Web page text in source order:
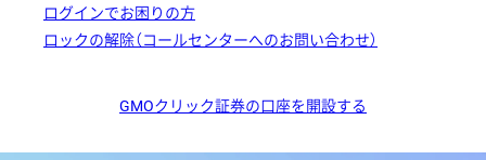
ログインでお困りの方
ロックの解除（コールセンターへのお問い合わせ）
GMOクリック証券の口座を開設する